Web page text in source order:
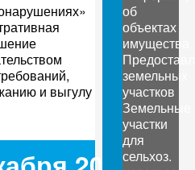
и выгулу
об
объектах
имущества
земельных
участков
Земельные
участки
для
сельхоз.